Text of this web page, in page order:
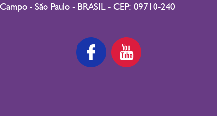
Campo - São Paulo - BRASIL - CEP: 09710-240